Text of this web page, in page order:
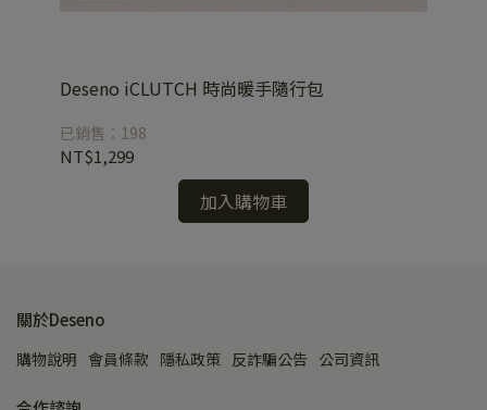
Deseno iCLUTCH 時尚暖手隨行包
已銷售：198
NT$1,299
加入購物車
關於Deseno
購物說明 會員條款 隱私政策 反詐騙公告 公司資訊